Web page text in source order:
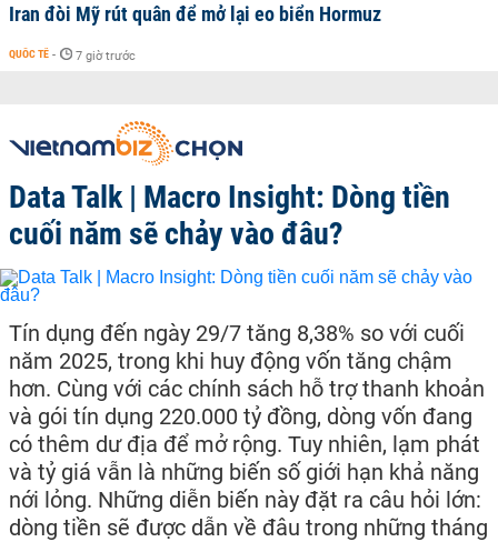
Iran đòi Mỹ rút quân để mở lại eo biển Hormuz
QUỐC TẾ - 7 giờ trước
Data Talk | Macro Insight: Dòng tiền
cuối năm sẽ chảy vào đâu?
Tín dụng đến ngày 29/7 tăng 8,38% so với cuối
năm 2025, trong khi huy động vốn tăng chậm
hơn. Cùng với các chính sách hỗ trợ thanh khoản
và gói tín dụng 220.000 tỷ đồng, dòng vốn đang
có thêm dư địa để mở rộng. Tuy nhiên, lạm phát
và tỷ giá vẫn là những biến số giới hạn khả năng
nới lỏng. Những diễn biến này đặt ra câu hỏi lớn:
dòng tiền sẽ được dẫn về đâu trong những tháng